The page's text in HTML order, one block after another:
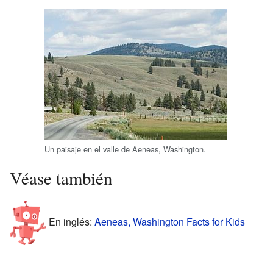
Un paisaje en el valle de Aeneas, Washington.
Véase también
En inglés: Aeneas, Washington Facts for Kids